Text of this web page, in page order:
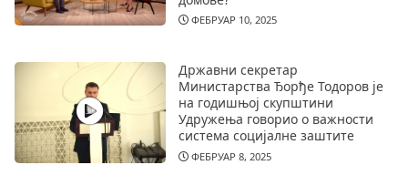
ФЕБРУАР 10, 2025
Државни секретар
Министарства Ђорђе Тодоров је
на годишњој скупштини
Удружења говорио о важности
система социјалне заштите
ФЕБРУАР 8, 2025